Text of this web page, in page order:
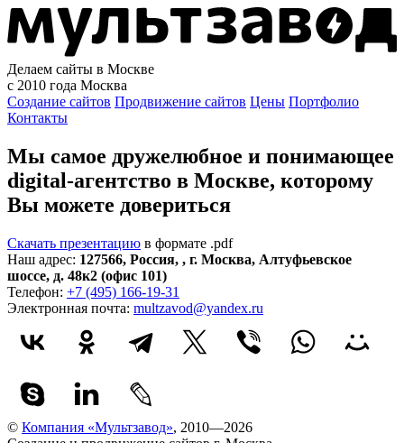
Делаем сайты в Москве
с 2010 года Москва
Создание сайтов Продвижение сайтов Цены Портфолио
Контакты
Мы самое дружелюбное и понимающее
digital-агентство в Москве, которому
Вы можете довериться
Скачать презентацию в формате .pdf
Наш адрес: 127566, Россия, , г. Москва, Алтуфьевское
шоссе, д. 48к2 (офис 101)
Телефон: +7 (495) 166-19-31
Электронная почта: multzavod@yandex.ru
© Компания «Мультзавод», 2010—2026